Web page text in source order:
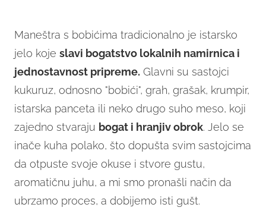
Maneštra s bobićima tradicionalno je istarsko
jelo koje slavi bogatstvo lokalnih namirnica i
jednostavnost pripreme. Glavni su sastojci
kukuruz, odnosno "bobići", grah, grašak, krumpir,
istarska panceta ili neko drugo suho meso, koji
zajedno stvaraju bogat i hranjiv obrok. Jelo se
inače kuha polako, što dopušta svim sastojcima
da otpuste svoje okuse i stvore gustu,
aromatičnu juhu, a mi smo pronašli način da
ubrzamo proces, a dobijemo isti gušt.